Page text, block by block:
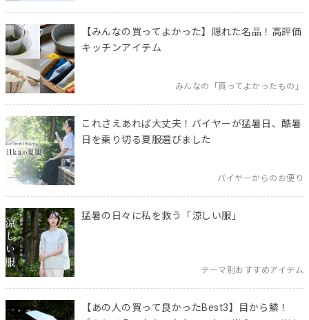
【みんなの買ってよかった】隠れた名品！高評価
キッチンアイテム
みんなの「買ってよかったもの」
これさえあれば大丈夫！バイヤーが猛暑日、酷暑
日を乗り切る夏服選びました
バイヤーからのお便り
猛暑の日々に私を救う「涼しい服」
テーマ別おすすめアイテム
【あの人の買って良かったBest3】目から鱗！